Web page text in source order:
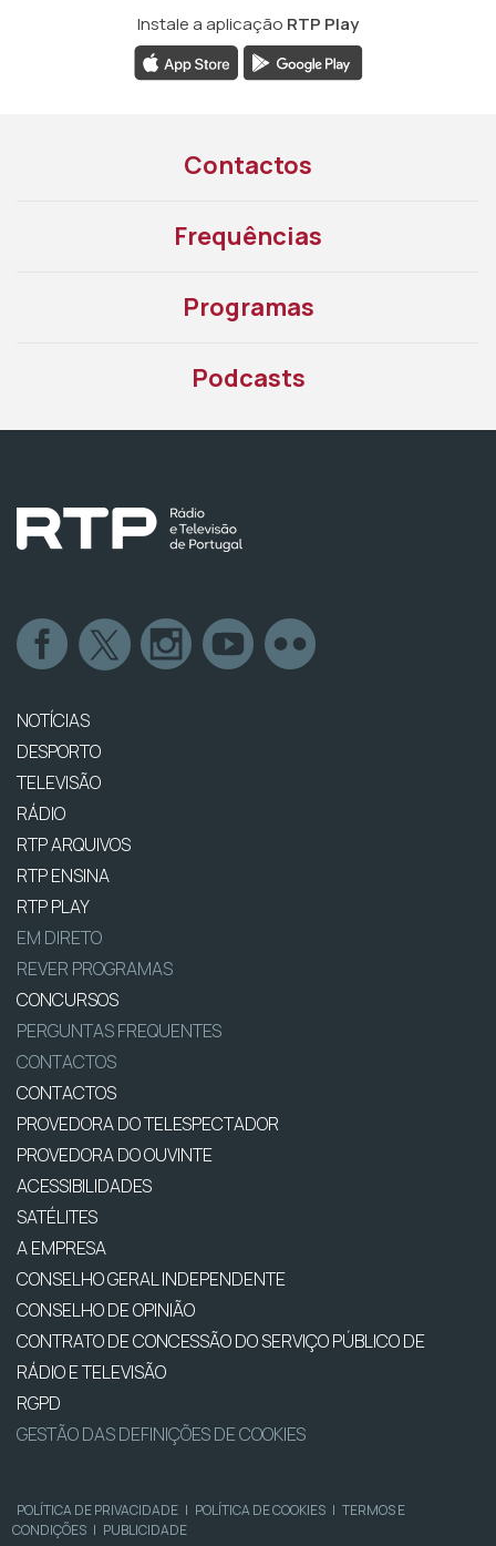
Instale a aplicação RTP Play
Contactos
Frequências
Programas
Podcasts
NOTÍCIAS
DESPORTO
TELEVISÃO
RÁDIO
RTP ARQUIVOS
RTP ENSINA
RTP PLAY
EM DIRETO
REVER PROGRAMAS
CONCURSOS
PERGUNTAS FREQUENTES
CONTACTOS
CONTACTOS
PROVEDORA DO TELESPECTADOR
PROVEDORA DO OUVINTE
ACESSIBILIDADES
SATÉLITES
A EMPRESA
CONSELHO GERAL INDEPENDENTE
CONSELHO DE OPINIÃO
CONTRATO DE CONCESSÃO DO SERVIÇO PÚBLICO DE
RÁDIO E TELEVISÃO
RGPD
GESTÃO DAS DEFINIÇÕES DE COOKIES
POLÍTICA DE PRIVACIDADE | POLÍTICA DE COOKIES | TERMOS E
CONDIÇÕES | PUBLICIDADE